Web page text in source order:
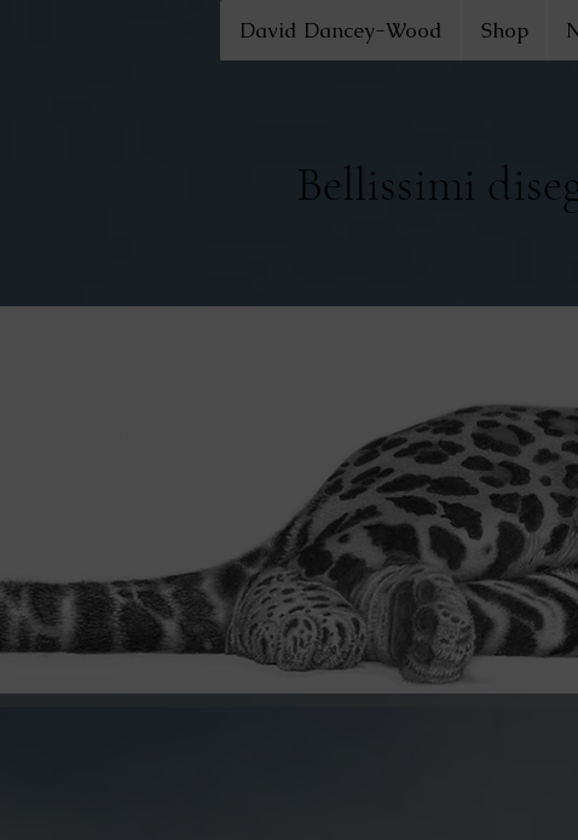
David Dancey-Wood Shop
Bellissimi